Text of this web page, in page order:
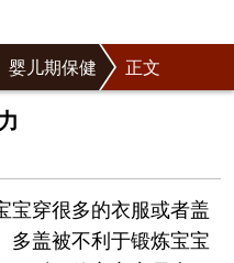
婴儿期保健 正文
宝穿很多的衣服或者盖
多盖被不利于锻炼宝宝